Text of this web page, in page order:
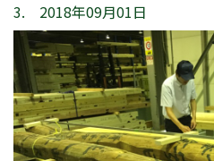
3. 2018年09月01日